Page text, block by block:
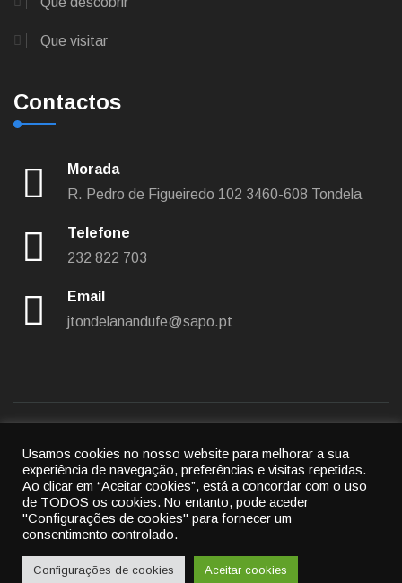
Que visitar
Contactos
Morada
R. Pedro de Figueiredo 102 3460-608 Tondela
Telefone
232 822 703
Email
jtondelanandufe@sapo.pt
Política de privacidade|Política de cookies
© 2022 União das freguesias de Tondela e Nandufe
All rights reserved.
By
Cubic Atrium
Usamos cookies no nosso website para melhorar a sua
experiência de navegação, preferências e visitas repetidas.
Ao clicar em “Aceitar cookies”, está a concordar com o uso
de TODOS os cookies. No entanto, pode aceder
"Configurações de cookies" para fornecer um
consentimento controlado.
Configurações de cookies Aceitar cookies